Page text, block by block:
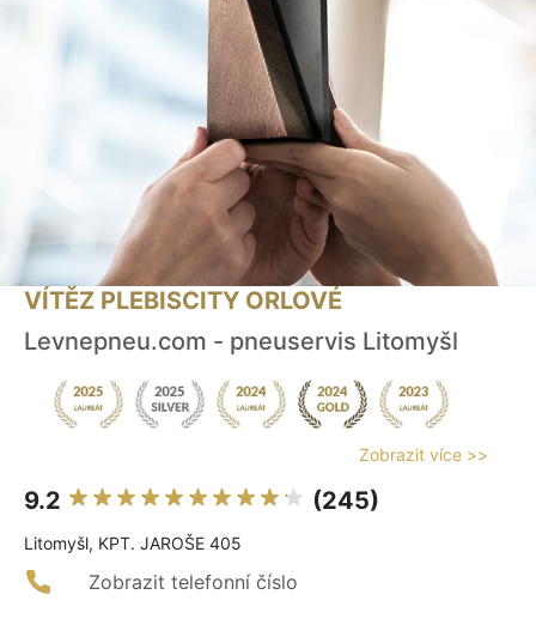
VÍTĚZ PLEBISCITY ORLOVÉ
Levnepneu.com - pneuservis Litomyšl
Zobrazit více >>
9.2 (245)
Litomyšl, KPT. JAROŠE 405
Zobrazit telefonní číslo